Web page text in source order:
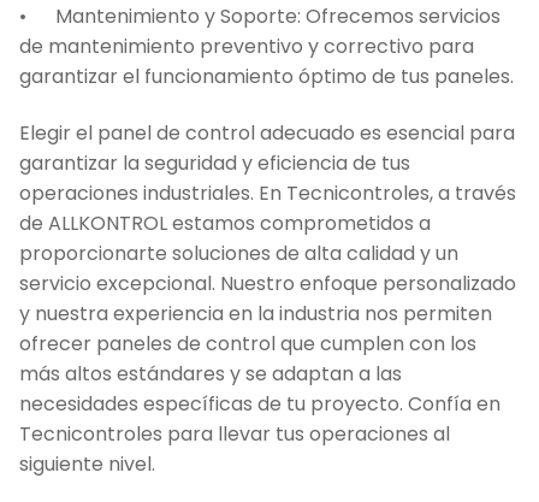
• Mantenimiento y Soporte: Ofrecemos servicios
de mantenimiento preventivo y correctivo para
garantizar el funcionamiento óptimo de tus paneles.
Elegir el panel de control adecuado es esencial para
garantizar la seguridad y eficiencia de tus
operaciones industriales. En Tecnicontroles, a través
de ALLKONTROL estamos comprometidos a
proporcionarte soluciones de alta calidad y un
servicio excepcional. Nuestro enfoque personalizado
y nuestra experiencia en la industria nos permiten
ofrecer paneles de control que cumplen con los
más altos estándares y se adaptan a las
necesidades específicas de tu proyecto. Confía en
Tecnicontroles para llevar tus operaciones al
siguiente nivel.